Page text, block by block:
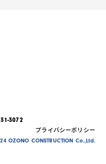
3072
プライバシーポリシー
OZONO CONSTRUCTION Co.,Ltd.